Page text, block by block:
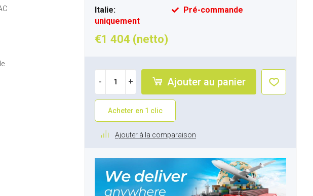
Italie:
Pré-commande
uniquement
€1 404 (netto)
- + Ajouter au panier
Acheter en 1 clic
Ajouter à la comparaison